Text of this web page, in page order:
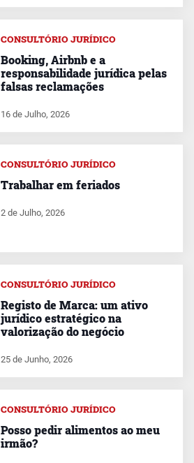
CONSULTÓRIO JURÍDICO
Booking, Airbnb e a
responsabilidade jurídica pelas
falsas reclamações
16 de Julho, 2026
CONSULTÓRIO JURÍDICO
Trabalhar em feriados
2 de Julho, 2026
CONSULTÓRIO JURÍDICO
Registo de Marca: um ativo
jurídico estratégico na
valorização do negócio
25 de Junho, 2026
CONSULTÓRIO JURÍDICO
Posso pedir alimentos ao meu
irmão?